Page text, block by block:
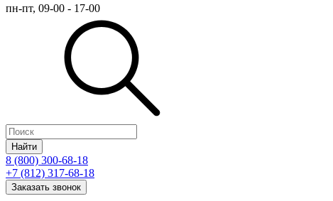
пн-пт, 09-00 - 17-00
Найти
8 (800) 300-68-18
+7 (812) 317-68-18
Заказать звонок